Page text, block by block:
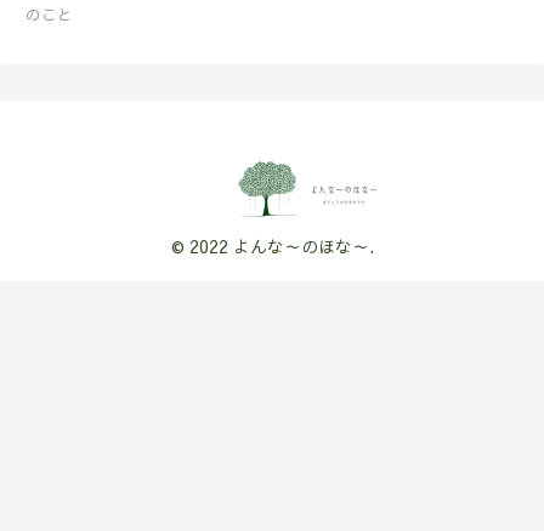
のこと
© 2022 よんな～のほな～.